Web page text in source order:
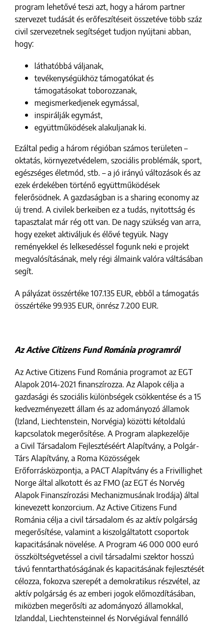
program lehetővé teszi azt, hogy a három partner
szervezet tudását és erőfeszítéseit összetéve több száz
civil szervezetnek segítséget tudjon nyújtani abban,
hogy:
láthatóbbá váljanak,
tevékenységükhöz támogatókat és
támogatásokat toborozzanak,
megismerkedjenek egymással,
inspirálják egymást,
együttműködések alakuljanak ki.
Ezáltal pedig a három régióban számos területen –
oktatás, környezetvédelem, szociális problémák, sport,
egészséges életmód, stb. – a jó irányú változások és az
ezek érdekében történő együttműködések
felerősödnek. A gazdaságban is a sharing economy az
új trend. A civilek berkeiben ez a tudás, nyitottság és
tapasztalat már rég ott van. De nagy szükség van arra,
hogy ezeket aktiváljuk és élővé tegyük. Nagy
reményekkel és lelkesedéssel fogunk neki e projekt
megvalósításának, mely régi álmaink valóra váltásában
segít.
A pályázat összértéke 107.135 EUR, ebből a támogatás
összértéke 99.935 EUR, önrész 7.200 EUR.
Az Active Citizens Fund Románia programról
Az Active Citizens Fund Románia programot az EGT
Alapok 2014-2021 finanszírozza. Az Alapok célja a
gazdasági és szociális különbségek csökkentése és a 15
kedvezményezett állam és az adományozó államok
(Izland, Liechtenstein, Norvégia) közötti kétoldalú
kapcsolatok megerősítése. A Program alapkezelője
a Civil Társadalom Fejlesztéséért Alapítvány, a Polgár-
Társ Alapítvány, a Roma Közösségek
Erőforrásközpontja, a PACT Alapítvány és a Frivillighet
Norge által alkotott és az FMO (az EGT és Norvég
Alapok Finanszírozási Mechanizmusának Irodája) által
kinevezett konzorcium. Az Active Citizens Fund
Románia célja a civil társadalom és az aktív polgárság
megerősítése, valamint a kiszolgáltatott csoportok
kapacitásának növelése. A Program 46 000 000 euró
összköltségvetéssel a civil társadalmi szektor hosszú
távú fenntarthatóságának és kapacitásának fejlesztését
célozza, fokozva szerepét a demokratikus részvétel, az
aktív polgárság és az emberi jogok előmozdításában,
miközben megerősíti az adományozó államokkal,
Izlanddal, Liechtensteinnel és Norvégiával fennálló